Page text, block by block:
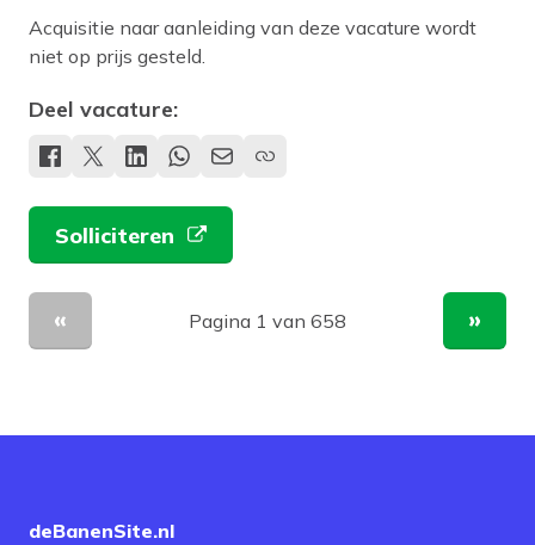
Acquisitie naar aanleiding van deze vacature wordt
niet op prijs gesteld.
Deel vacature:
Solliciteren
Vorige pagina
Pagina 1 van 658
deBanenSite.nl